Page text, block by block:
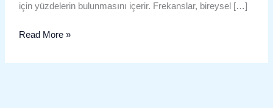
için yüzdelerin bulunmasını içerir. Frekanslar, bireysel […]
Read More »